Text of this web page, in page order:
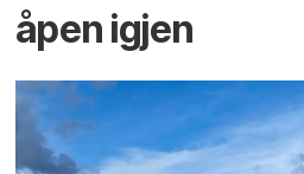
åpen igjen